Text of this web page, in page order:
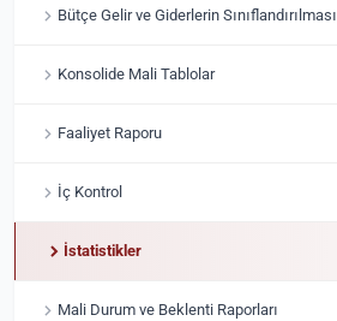
Bütçe Gelir ve Giderlerin Sınıflandırılması
Konsolide Mali Tablolar
Faaliyet Raporu
İç Kontrol
İstatistikler
Mali Durum ve Beklenti Raporları